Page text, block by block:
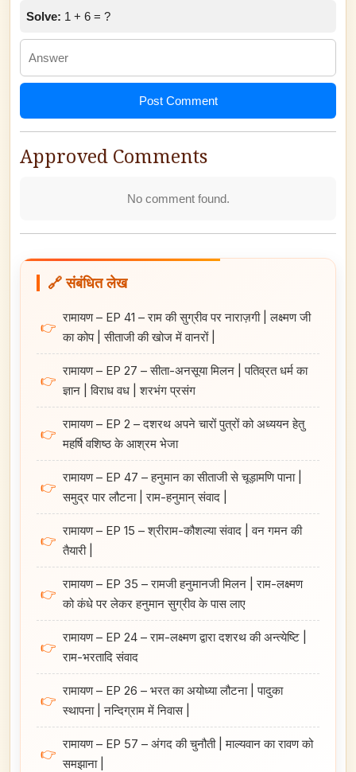
Solve: 1 + 6 = ?
Post Comment
Approved Comments
No comment found.
🔗 संबंधित लेख
👉
रामायण – EP 41 – राम की सुग्रीव पर नाराज़गी | लक्ष्मण जी
का कोप | सीताजी की खोज में वानरों |
👉
रामायण – EP 27 – सीता-अनसूया मिलन | पतिव्रत धर्म का
ज्ञान | विराध वध | शरभंग प्रसंग
👉
रामायण – EP 2 – दशरथ अपने चारों पुत्रों को अध्ययन हेतु
महर्षि वशिष्ठ के आश्रम भेजा
👉
रामायण – EP 47 – हनुमान का सीताजी से चूड़ामणि पाना |
समुद्र पार लौटना | राम-हनुमान्‌ संवाद |
👉
रामायण – EP 15 – श्रीराम-कौशल्या संवाद | वन गमन की
तैयारी |
👉
रामायण – EP 35 – रामजी हनुमानजी मिलन | राम-लक्ष्मण
को कंधे पर लेकर हनुमान सुग्रीव के पास लाए
👉
रामायण – EP 24 – राम-लक्ष्मण द्वारा दशरथ की अन्त्येष्टि |
राम-भरतादि संवाद
👉
रामायण – EP 26 – भरत का अयोध्या लौटना | पादुका
स्थापना | नन्दिग्राम में निवास |
👉
रामायण – EP 57 – अंगद की चुनौती | माल्यवान का रावण को
समझाना |